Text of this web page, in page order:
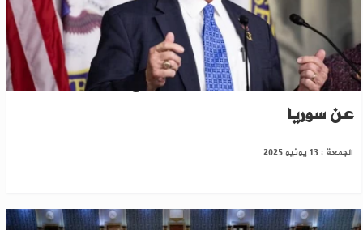
مشرعون أميركيون يقترحون رفع كامل العقوبات
عن سوريا
الجمعة : 13 يونيو 2025